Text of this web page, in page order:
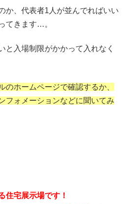
か、代表者1人が並んでればいい
てきます…。
と入場制限がかかって入れなく
のホームページで確認するか、
フォメーションなどに聞いてみ
住宅展示場です！